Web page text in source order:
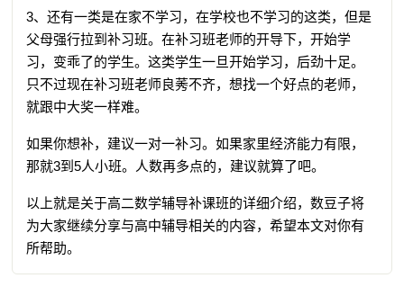
3、还有一类是在家不学习，在学校也不学习的这类，但是
父母强行拉到补习班。在补习班老师的开导下，开始学
习，变乖了的学生。这类学生一旦开始学习，后劲十足。
只不过现在补习班老师良莠不齐，想找一个好点的老师，
就跟中大奖一样难。
如果你想补，建议一对一补习。如果家里经济能力有限，
那就3到5人小班。人数再多点的，建议就算了吧。
以上就是关于高二数学辅导补课班的详细介绍，数豆子将
为大家继续分享与高中辅导相关的内容，希望本文对你有
所帮助。